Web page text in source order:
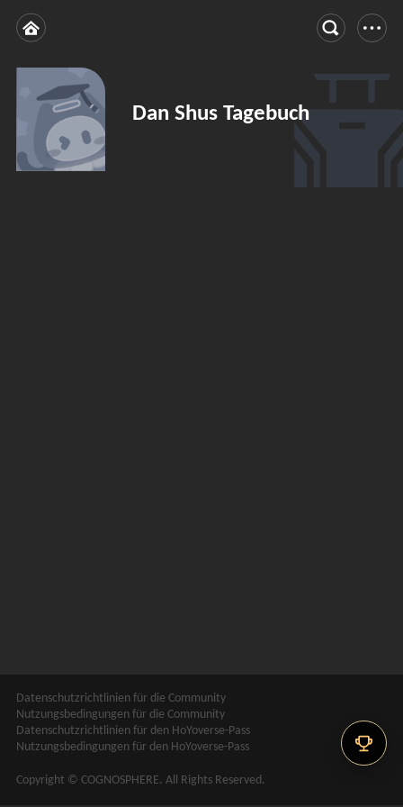
Dan Shus Tagebuch
Datenschutzrichtlinien für die Community
Nutzungsbedingungen für die Community
Datenschutzrichtlinien für den HoYoverse-Pass
Nutzungsbedingungen für den HoYoverse-Pass
Copyright © COGNOSPHERE. All Rights Reserved.